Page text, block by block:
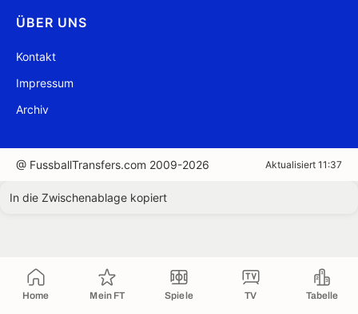
Home Mein FT Spiele TV Tabelle
ÜBER UNS
Kontakt
Impressum
Archiv
@ FussballTransfers.com 2009-2026 Aktualisiert 11:37
In die Zwischenablage kopiert